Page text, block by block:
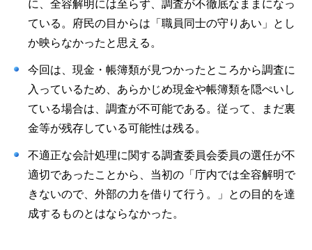
に、全容解明には至らず、調査が不徹底なままになっ
ている。府民の目からは「職員同士の守りあい」とし
か映らなかったと思える。
今回は、現金・帳簿類が見つかったところから調査に
入っているため、あらかじめ現金や帳簿類を隠ぺいし
ている場合は、調査が不可能である。従って、まだ裏
金等が残存している可能性は残る。
不適正な会計処理に関する調査委員会委員の選任が不
適切であったことから、当初の「庁内では全容解明で
きないので、外部の力を借りて行う。」との目的を達
成するものとはならなかった。